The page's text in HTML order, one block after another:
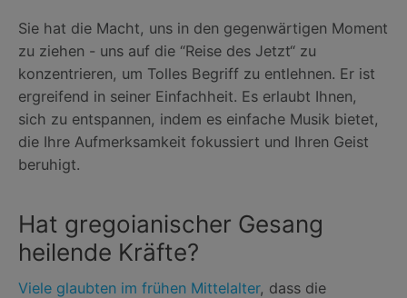
Sie hat die Macht, uns in den gegenwärtigen Moment
zu ziehen - uns auf die “Reise des Jetzt“ zu
konzentrieren, um Tolles Begriff zu entlehnen. Er ist
ergreifend in seiner Einfachheit. Es erlaubt Ihnen,
sich zu entspannen, indem es einfache Musik bietet,
die Ihre Aufmerksamkeit fokussiert und Ihren Geist
beruhigt.
Hat gregoianischer Gesang
heilende Kräfte?
Viele glaubten im frühen Mittelalter, dass die